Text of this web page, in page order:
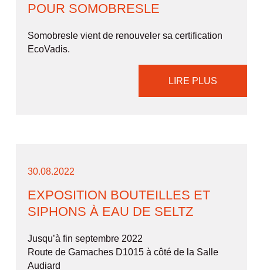
POUR SOMOBRESLE
Somobresle vient de renouveler sa certification
EcoVadis.
LIRE PLUS
30.08.2022
EXPOSITION BOUTEILLES ET
SIPHONS À EAU DE SELTZ
Jusqu’à fin septembre 2022
Route de Gamaches D1015 à côté de la Salle
Audiard